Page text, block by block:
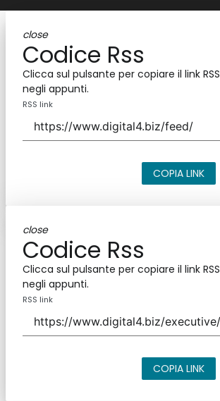
close
Codice Rss
Clicca sul pulsante per copiare il link RSS
negli appunti.
RSS link
COPIA LINK
close
Codice Rss
Clicca sul pulsante per copiare il link RSS
negli appunti.
RSS link
COPIA LINK